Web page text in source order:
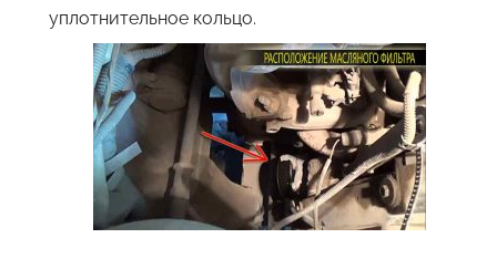
уплотнительное кольцо.